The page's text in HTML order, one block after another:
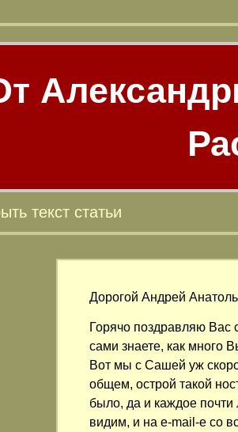
текст статьи
Дорогой Андрей
Горячо поздравляю Вас
сами знаете, как много
Вот мы с Сашей уж
общем, острой такой
было, да и каждое почти
видим, и на e-mail-е со